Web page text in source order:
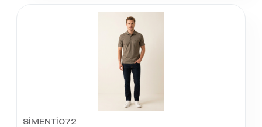
SİMENTİ072